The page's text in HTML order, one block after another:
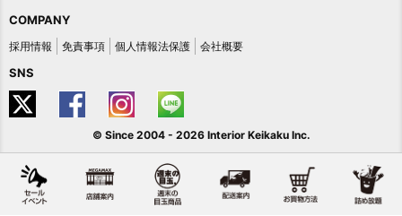
COMPANY
採用情報 免責事項 個人情報法保護 会社概要
SNS
© Since 2004 - 2026 Interior Keikaku Inc.